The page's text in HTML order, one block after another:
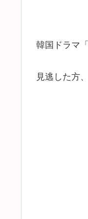
韓国ドラマ
見逃した方